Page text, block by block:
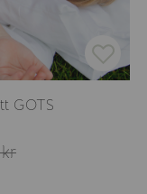
GOTS